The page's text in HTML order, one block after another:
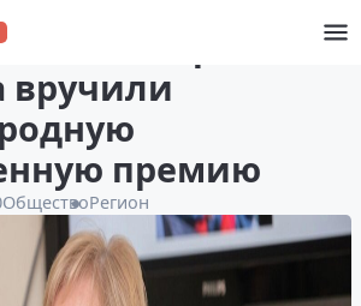
Кенозерского
вручили
премию
ОбществоРегион